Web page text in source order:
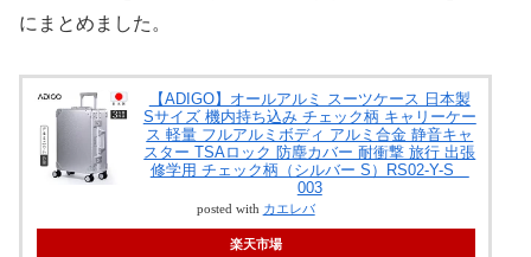
にまとめました。
【ADIGO】オールアルミ スーツケース 日本製
Sサイズ 機内持ち込み チェック柄 キャリーケー
ス 軽量 フルアルミボディ アルミ合金 静音キャ
スター TSAロック 防塵カバー 耐衝撃 旅行 出張
修学用 チェック柄（シルバー S）RS02-Y-S
003
posted with カエレバ
楽天市場